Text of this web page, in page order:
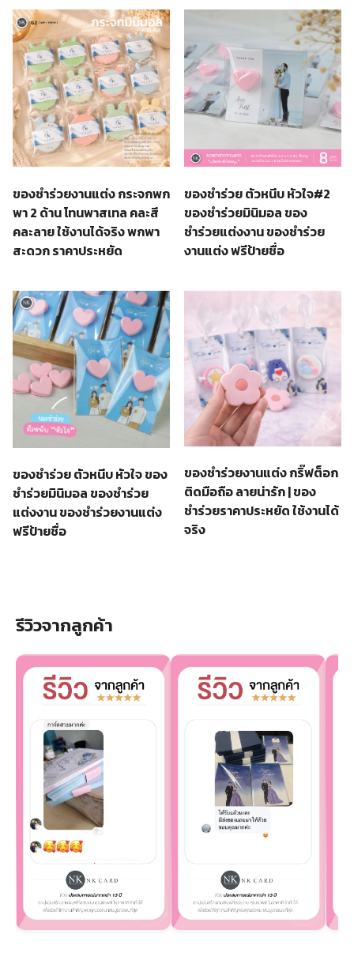
ของชำร่วยงานแต่ง กระจกพก
พา 2 ด้าน โทนพาสเทล คละสี
คละลาย ใช้งานได้จริง พกพา
สะดวก ราคาประหยัด
ของชำร่วย ตัวหนีบ หัวใจ#2
ของชําร่วยมินิมอล ของ
ชำร่วยแต่งงาน ของชำร่วย
งานแต่ง ฟรีป้ายชื่อ
ของชำร่วย ตัวหนีบ หัวใจ ของ
ชําร่วยมินิมอล ของชำร่วย
แต่งงาน ของชำร่วยงานแต่ง
ฟรีป้ายชื่อ
ของชำร่วยงานแต่ง กริ๊ฟต็อก
ติดมือถือ ลายน่ารัก | ของ
ชำร่วยราคาประหยัด ใช้งานได้
จริง
รีวิวจากลูกค้า